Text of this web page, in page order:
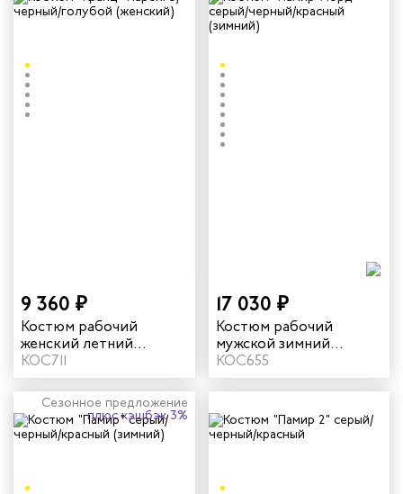
9 360 ₽
Костюм рабочий
женский летний
"Кранц" цвет маренго/
черный/голубой
КОС711
17 030 ₽
Костюм рабочий
мужской зимний
"Памир-Норд" 4 и
особый климатический
пояс цвет серый/
черный/красный
КОС655
Сезонное предложение
плюс кэшбэк 3%